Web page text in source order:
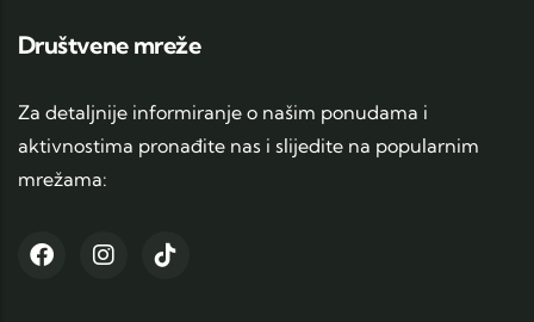
Društvene mreže
Za detaljnije informiranje o našim ponudama i
aktivnostima pronađite nas i slijedite na popularnim
mrežama: